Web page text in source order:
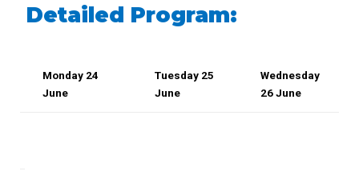
:Detailed Program
Wednesday
26 June
Tuesday 25
June
Monday 24
June